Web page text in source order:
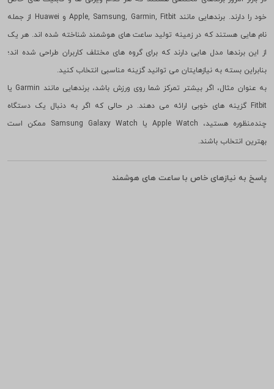
برندهای معتبر ساعت هوشمند برای پاسخ دهی به نیاز عموم
در بازار امروز برندهای مختلفی هستند که هر کدام ویژگی ها و قابلیت های خاص
خود را دارند. برندهایی مانند Apple, Samsung, Garmin, Fitbit و Huawei از جمله
نام هایی هستند که در زمینه تولید ساعت های هوشمند شناخته شده اند. هر یک
از این برندها مدل هایی دارند که برای گروه های مختلف کاربران طراحی شده اند؛
بنابراین بسته به نیازهایتان می توانید گزینه مناسبی انتخاب کنید.
به عنوان مثال، اگر بیشتر تمرکز شما روی ورزش باشد، برندهایی مانند Garmin یا
Fitbit گزینه های خوبی ارائه می دهند. در حالی که اگر به دنبال یک دستگاه
بهترین انتخاب باشند.